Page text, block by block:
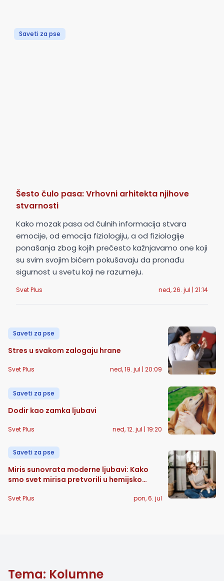
Saveti za pse
Šesto čulo pasa: Vrhovni arhitekta njihove
stvarnosti
Kako mozak pasa od čulnih informacija stvara
emocije, od emocija fiziologiju, a od fiziologije
ponašanja zbog kojih prečesto kažnjavamo one koji
su svim svojim bićem pokušavaju da pronađu
sigurnost u svetu koji ne razumeju.
Svet Plus ned, 26. jul | 21:14
Saveti za pse
Stres u svakom zalogaju hrane
Svet Plus ned, 19. jul | 20:09
Saveti za pse
Dodir kao zamka ljubavi
Svet Plus ned, 12. jul | 19:20
Saveti za pse
Miris sunovrata moderne ljubavi: Kako
smo svet mirisa pretvorili u hemijsko
Svet Plus pon, 6. jul
Tema: Kolumne